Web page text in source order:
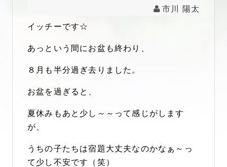
市川 陽太
イッチーです☆
あっという間にお盆も終わり、
８月も半分過ぎ去りました。
お盆を過ぎると、
夏休みもあと少し～～って感じがします
が、
うちの子たちは宿題大丈夫なのかなぁ～っ
て少し不安です（笑）